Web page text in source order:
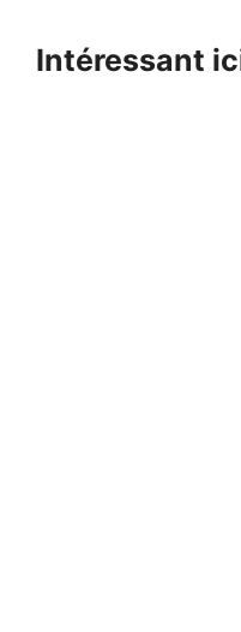
contentIntéressant